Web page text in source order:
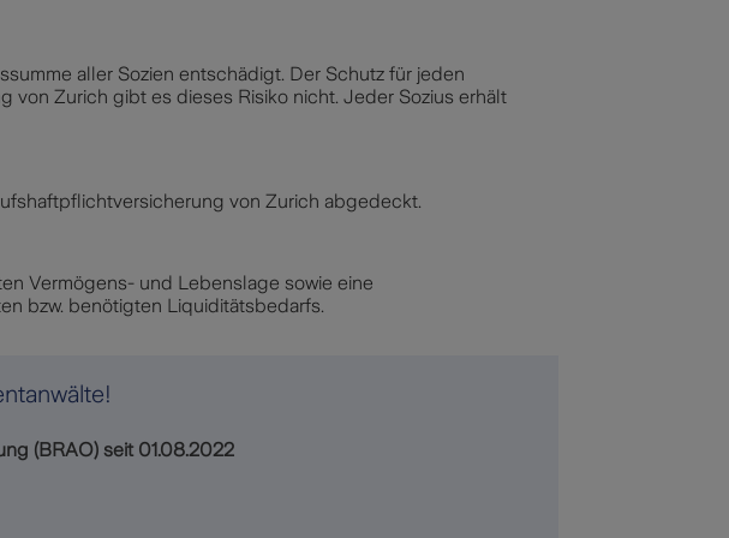
aller Sozien entschädigt. Der Schutz für jeden
von Zurich gibt es dieses Risiko nicht. Jeder Sozius erhält
von Zurich abgedeckt.
Vermögens- und Lebenslage sowie eine
bzw. benötigten Liquiditätsbedarfs.
(BRAO) seit 01.08.2022